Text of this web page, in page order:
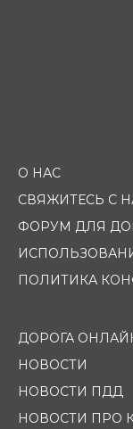
О НАС
СВЯЖИТЕСЬ С
ФОРУМ ДЛЯ
ПОЛИТИКА
ДОРОГА
НОВОСТИ
НОВОСТИ ПДД
НОВОСТИ ПРО